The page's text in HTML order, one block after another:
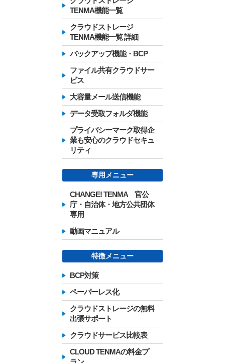
TENMA機能一覧
クラウドストレージ
TENMA機能一覧 詳細
バックアップ機能・BCP
ファイル共有クラウドサー
ビス
大容量メール送信機能
データ受取フォルダ機能
プライバシーマーク取得企
業も安心のクラウドセキュ
リティ
専用メニュー
CHANGE! TENMA 官公
庁・自治体・地方公共団体
専用
動画マニュアル
特徴メニュー
BCP対策
ペーパーレス化
クラウドストレージの無料
出張サポート
クラウドサービス比較表
CLOUD TENMAの料金プ